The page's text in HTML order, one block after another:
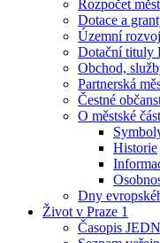
Rozpočet
Dotace a
Územní
Dotační tituly
Obchod,
Partnerská
Čestné
O městské
Historie
Dny
Život v Praze 1
Časopis